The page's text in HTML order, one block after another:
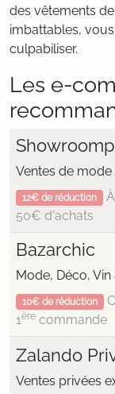
des vêtements
imbattables,
culpabiliser.
Les e-
Ventes de
12€ de réduction À
50€ d'achats
Bazarchic
Mode, Déco,
10€ de réduction
1ère commande
Zalando
Ventes privées